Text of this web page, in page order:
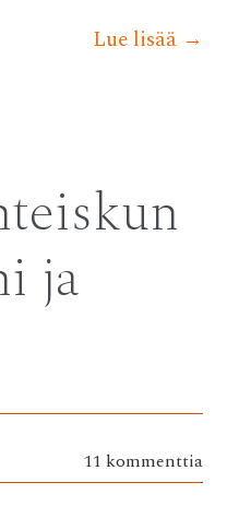
Lue lisää →
ja
11 kommenttia